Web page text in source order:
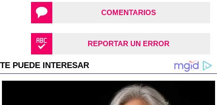
COMENTARIOS
REPORTAR UN ERROR